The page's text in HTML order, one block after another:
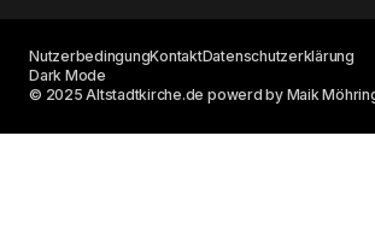
© 2025 Altstadtkirche.de powerd by Maik
NutzerbedingungKontaktDatenschutzerklärung
Dark Mode